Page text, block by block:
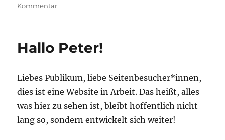
am
Kommentarzu
Hallo Peter!
Liebes Publikum, liebe Seitenbesucher*innen,
dies ist eine Website in Arbeit. Das heißt, alles
was hier zu sehen ist, bleibt hoffentlich nicht
lang so, sondern entwickelt sich weiter!